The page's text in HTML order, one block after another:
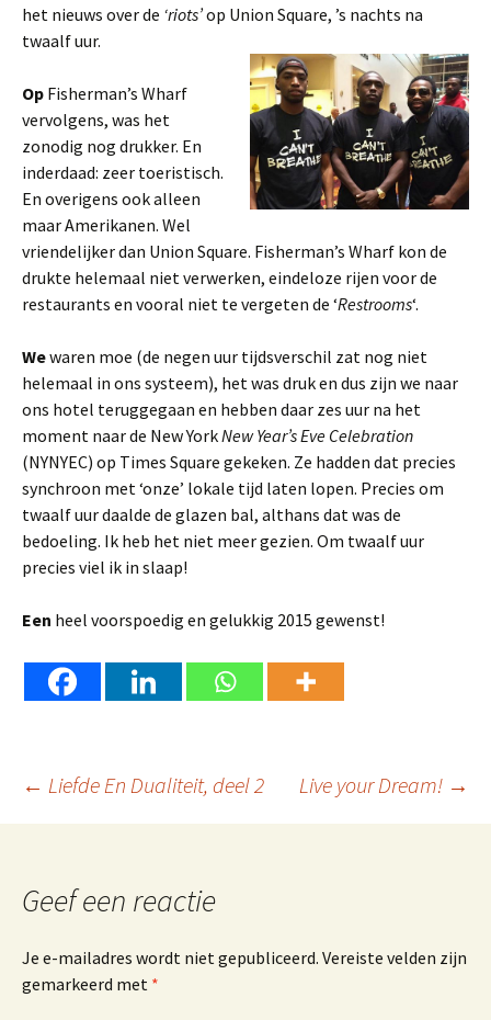
het nieuws over de ‘riots’op Union Square, ’s nachts na
twaalf uur.
Op Fisherman’s Wharf
vervolgens, was het
zonodig nog drukker. En
inderdaad: zeer toeristisch.
En overigens ook alleen
maar Amerikanen. Wel
vriendelijker dan Union Square. Fisherman’s Wharf kon de
drukte helemaal niet verwerken, eindeloze rijen voor de
restaurants en vooral niet te vergeten de ‘Restrooms‘.
Wewaren moe (de negen uur tijdsverschil zat nog niet
helemaal in ons systeem), het was druk en dus zijn we naar
ons hotel teruggegaan en hebben daar zes uur na het
moment naar de New YorkNew Year’s Eve Celebration
(NYNYEC) op Times Square gekeken. Ze hadden dat precies
synchroon met ‘onze’ lokale tijd laten lopen. Precies om
twaalf uur daalde de glazen bal, althans dat was de
bedoeling. Ik heb het niet meer gezien. Om twaalf uur
precies viel ik in slaap!
Een heel voorspoedig en gelukkig 2015 gewenst!
Berichtnavigatie
← Liefde En Dualiteit, deel 2 Live your Dream! →
Geef een reactie
Je e-mailadres wordt niet gepubliceerd. Vereiste velden zijn
gemarkeerd met *